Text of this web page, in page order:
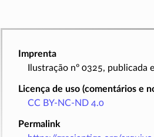
Imprenta
Ilustração nº 0325,
Licença de uso (comentários e
CC BY-NC-ND 4.0
Permalink